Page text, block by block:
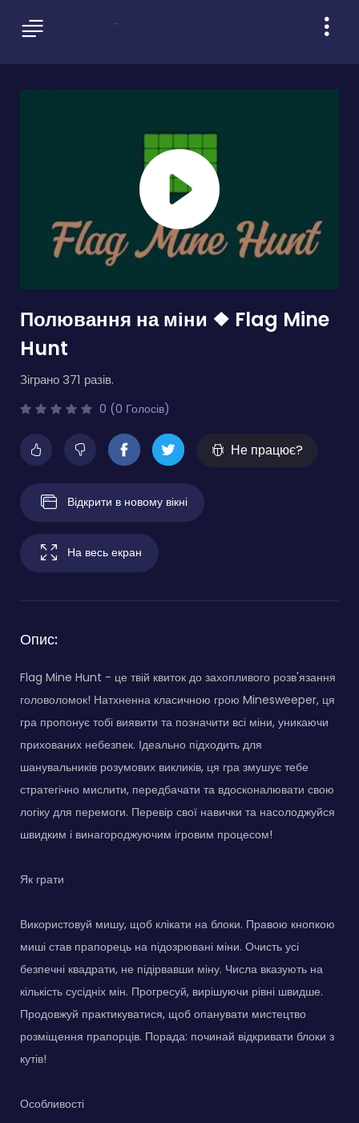
Полювання на міни ❖ Flag Mine
Hunt
Зіграно 371 разів.
0 (0 Голосів)
Не працює?
Відкрити в новому вікні
На весь екран
Опис:
Flag Mine Hunt - це твій квиток до захопливого розв'язання
головоломок! Натхненна класичною грою Minesweeper, ця
гра пропонує тобі виявити та позначити всі міни, уникаючи
прихованих небезпек. Ідеально підходить для
шанувальників розумових викликів, ця гра змушує тебе
стратегічно мислити, передбачати та вдосконалювати свою
логіку для перемоги. Перевір свої навички та насолоджуйся
швидким і винагороджуючим ігровим процесом!
Як грати
Використовуй мишу, щоб клікати на блоки. Правою кнопкою
миші став прапорець на підозрювані міни. Очисть усі
безпечні квадрати, не підірвавши міну. Числа вказують на
кількість сусідніх мін. Прогресуй, вирішуючи рівні швидше.
Продовжуй практикуватися, щоб опанувати мистецтво
розміщення прапорців. Порада: починай відкривати блоки з
кутів!
Особливості